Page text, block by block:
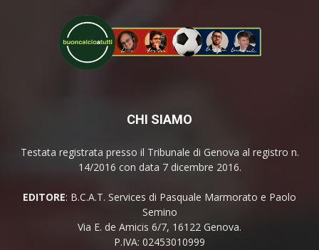
CHI SIAMO
Testata registrata presso il Tribunale di Genova al registro n.
14/2016 con data 7 dicembre 2016.
EDITORE: B.C.A.T. Services di Pasquale Marmorato e Paolo
Semino
Via E. de Amicis 6/7, 16122 Genova.
P.IVA: 02453010999